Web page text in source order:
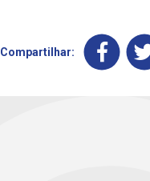
Compartilhar: